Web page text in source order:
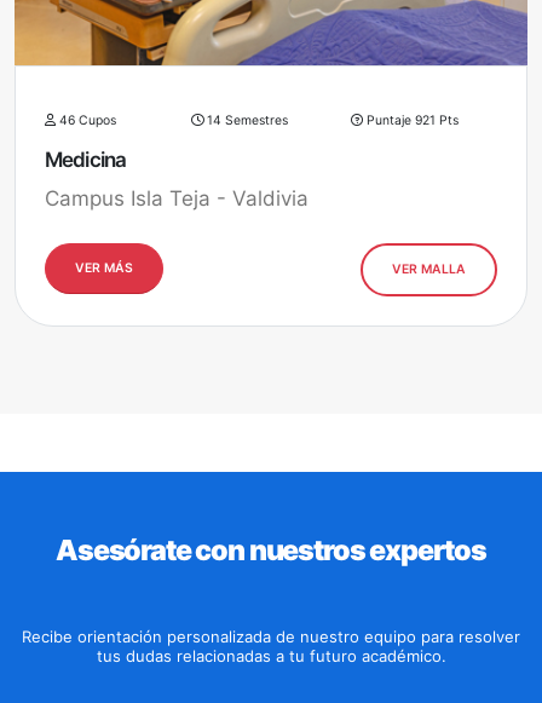
46 Cupos 14 Semestres Puntaje 921 Pts
Medicina
Campus Isla Teja - Valdivia
VER MÁS VER MALLA
Asesórate con nuestros expertos
Recibe orientación personalizada de nuestro equipo para resolver
tus dudas relacionadas a tu futuro académico.